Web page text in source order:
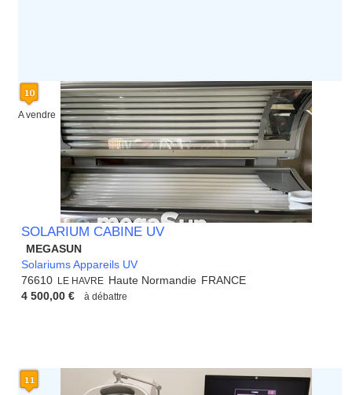
A vendre
SOLARIUM CABINE UV
MEGASUN
Solariums Appareils UV
76610 LE HAVRE Haute Normandie FRANCE
4 500,00 €
à débattre